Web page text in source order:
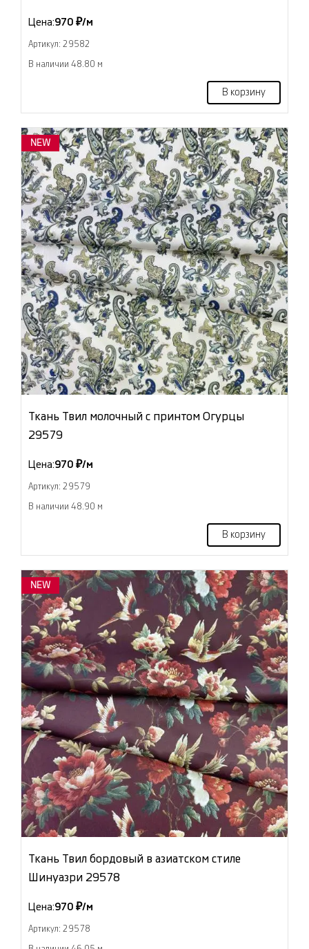
Цена:970 ₽/м
Артикул: 29582
В наличии 48.80 м
В корзину
NEW
Ткань Твил молочный с принтом Огурцы
29579
Цена:970 ₽/м
Артикул: 29579
В наличии 48.90 м
В корзину
NEW
Ткань Твил бордовый в азиатском стиле
Шинуазри 29578
Цена:970 ₽/м
Артикул: 29578